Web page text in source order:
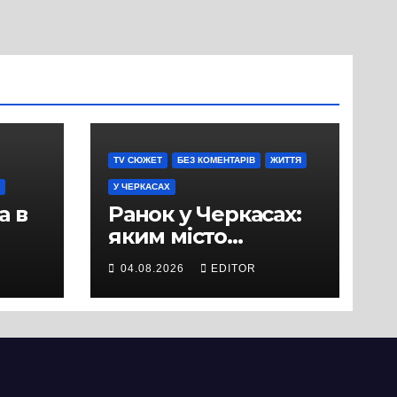
в
TV СЮЖЕТ БЕЗ КОМЕНТАРІВ ЖИТТЯ
У ЧЕРКАСАХ
Ранок у Черкасах:
яким місто
зустрічає новий
день
04.08.2026 EDITOR